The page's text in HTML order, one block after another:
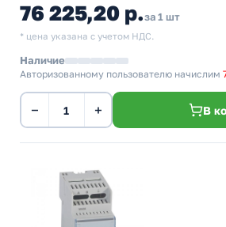
76 225,20 р.за 1 шт
* цена указана с учетом НДС.
Наличие
Авторизованному пользователю начислим
− + В